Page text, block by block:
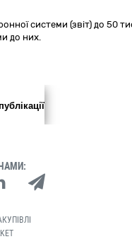
системи (звіт) до 50
до них.